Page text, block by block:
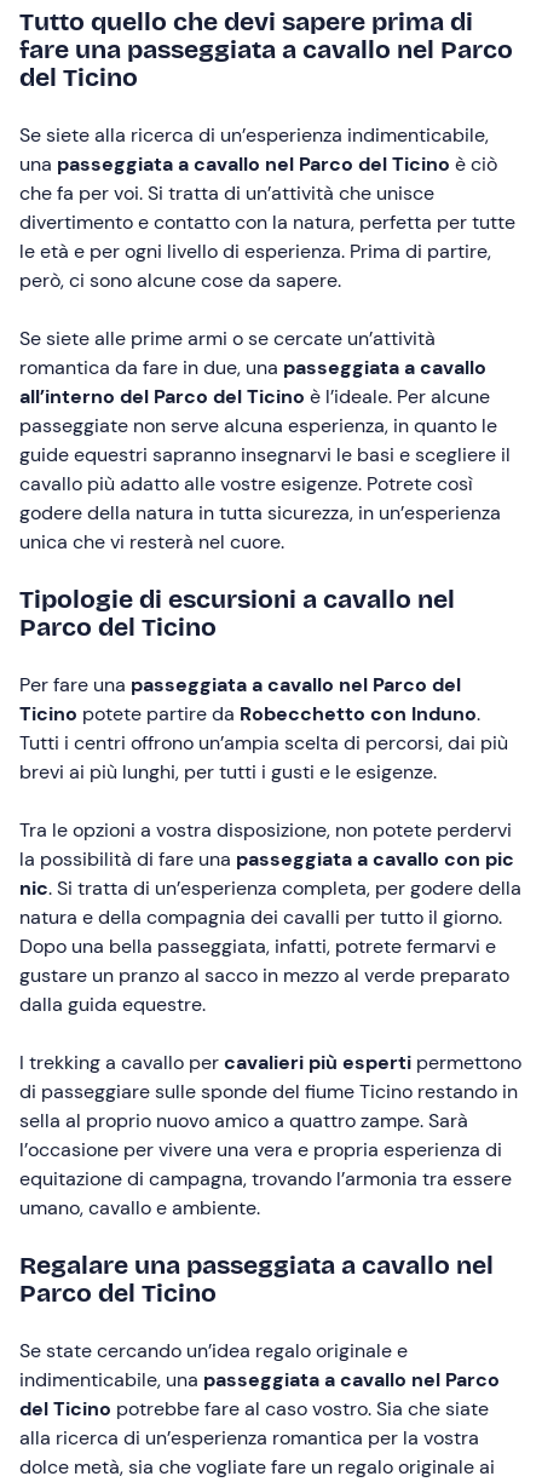
Tutto quello che devi sapere prima di
fare una passeggiata a cavallo nel Parco
del Ticino
Se siete alla ricerca di un’esperienza indimenticabile,
una passeggiata a cavallo nel Parco del Ticino è ciò
che fa per voi. Si tratta di un’attività che unisce
divertimento e contatto con la natura, perfetta per tutte
le età e per ogni livello di esperienza. Prima di partire,
però, ci sono alcune cose da sapere.
Se siete alle prime armi o se cercate un’attività
romantica da fare in due, una passeggiata a cavallo
all’interno del Parco del Ticino è l’ideale. Per alcune
passeggiate non serve alcuna esperienza, in quanto le
guide equestri sapranno insegnarvi le basi e scegliere il
cavallo più adatto alle vostre esigenze. Potrete così
godere della natura in tutta sicurezza, in un’esperienza
unica che vi resterà nel cuore.
Tipologie di escursioni a cavallo nel
Parco del Ticino
Per fare una passeggiata a cavallo nel Parco del
Ticino potete partire da Robecchetto con Induno.
Tutti i centri offrono un’ampia scelta di percorsi, dai più
brevi ai più lunghi, per tutti i gusti e le esigenze.
Tra le opzioni a vostra disposizione, non potete perdervi
la possibilità di fare una passeggiata a cavallo con pic
nic. Si tratta di un’esperienza completa, per godere della
natura e della compagnia dei cavalli per tutto il giorno.
Dopo una bella passeggiata, infatti, potrete fermarvi e
gustare un pranzo al sacco in mezzo al verde preparato
dalla guida equestre.
I trekking a cavallo percavalieri più esperti permettono
di passeggiare sulle sponde del fiume Ticino restando in
sella al proprio nuovo amico a quattro zampe. Sarà
l’occasione per vivere una vera e propria esperienza di
equitazione di campagna, trovando l’armonia tra essere
umano, cavallo e ambiente.
Regalare una passeggiata a cavallo nel
Parco del Ticino
Se state cercando un’idea regalo originale e
indimenticabile, una passeggiata a cavallo nel Parco
del Ticino potrebbe fare al caso vostro. Sia che siate
alla ricerca di un’esperienza romantica per la vostra
dolce metà, sia che vogliate fare un regalo originale ai